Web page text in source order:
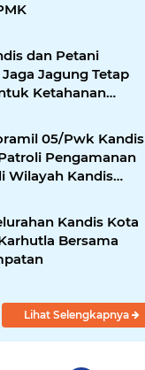
dan Petani
Jagung Tetap
Ketahanan
05/Pwk Kandis
Pengamanan
Wilayah Kandis
Kandis Kota
Bersama
Lihat Selengkapnya